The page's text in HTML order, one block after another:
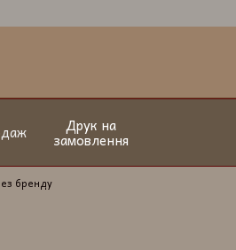
Друк на
замовлення
бренду